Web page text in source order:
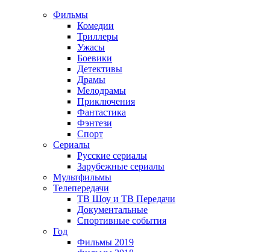
Фильмы
Комедии
Триллеры
Ужасы
Боевики
Детективы
Драмы
Мелодрамы
Приключения
Фантастика
Фэнтези
Спорт
Сериалы
Русские сериалы
Зарубежные сериалы
Мультфильмы
Телепередачи
ТВ Шоу и ТВ Передачи
Документальные
Спортивные события
Год
Фильмы 2019